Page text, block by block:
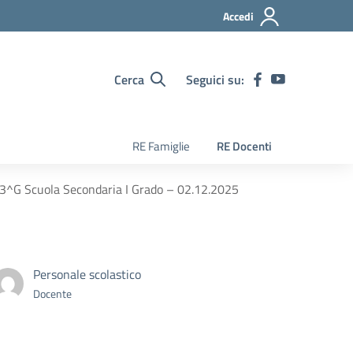
Accedi
Cerca Seguici su:
RE Famiglie RE Docenti
Scuola Secondaria I Grado – 02.12.2025
Personale scolastico
Docente